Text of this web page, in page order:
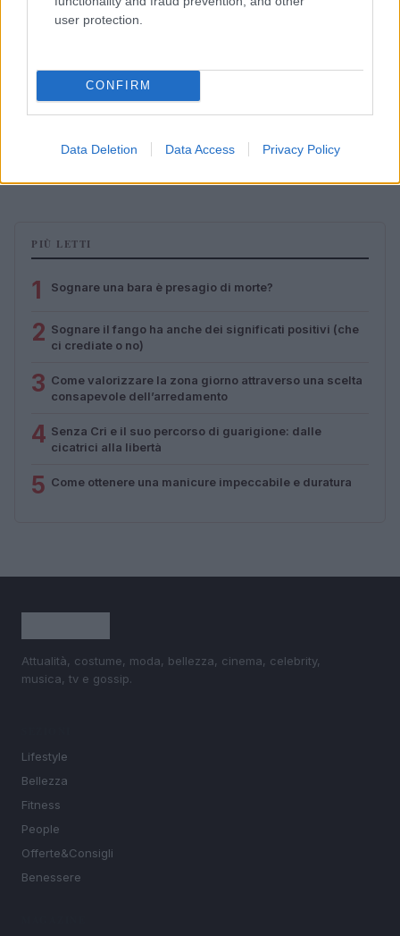
user protection.
CONFIRM
Data Deletion Data Access Privacy Policy
Madeira nel weekend del 9 agosto
PIÙ LETTI
1 Sognare una bara è presagio di morte?
2 Sognare il fango ha anche dei significati positivi (che
ci crediate o no)
3 Come valorizzare la zona giorno attraverso una scelta
consapevole dell’arredamento
4 Senza Cri e il suo percorso di guarigione: dalle
cicatrici alla libertà
5 Come ottenere una manicure impeccabile e duratura
Attualità, costume, moda, bellezza, cinema, celebrity,
musica, tv e gossip.
Lifestyle
Bellezza
Fitness
People
Offerte&Consigli
Benessere